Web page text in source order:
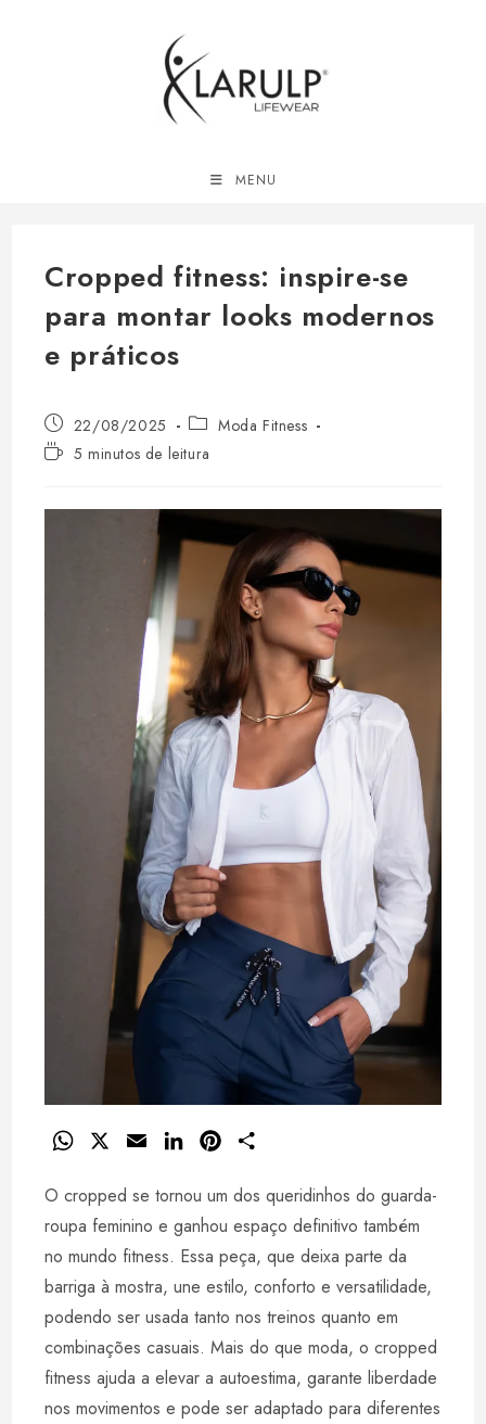
MENU
Cropped fitness: inspire-se
para montar looks modernos
e práticos
Post
publicado:
22/08/2025
Categoria
post:
Moda Fitness
Tempo5 minutos de leitura
W
a
t
s
A
p
p
a
i
l
n
k
e
d
n
n
t
e
r
e
a
r
e
O cropped se tornou um dos queridinhos do guarda-
roupa feminino e ganhou espaço definitivo também
no mundo fitness. Essa peça, que deixa parte da
barriga à mostra, une estilo, conforto e versatilidade,
podendo ser usada tanto nos treinos quanto em
combinações casuais. Mais do que moda, o cropped
fitness ajuda a elevar a autoestima, garante liberdade
nos movimentos e pode ser adaptado para diferentes